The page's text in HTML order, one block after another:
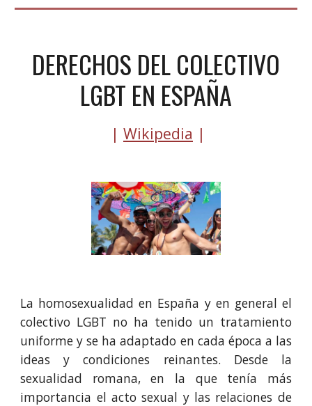
DERECHOS DEL COLECTIVO
LGBT EN ESPAÑA
| Wikipedia |
La homosexualidad en España y en general el
colectivo LGBT no ha tenido un tratamiento
uniforme y se ha adaptado en cada época a las
ideas y condiciones reinantes. Desde la
sexualidad romana, en la que tenía más
importancia el acto sexual y las relaciones de